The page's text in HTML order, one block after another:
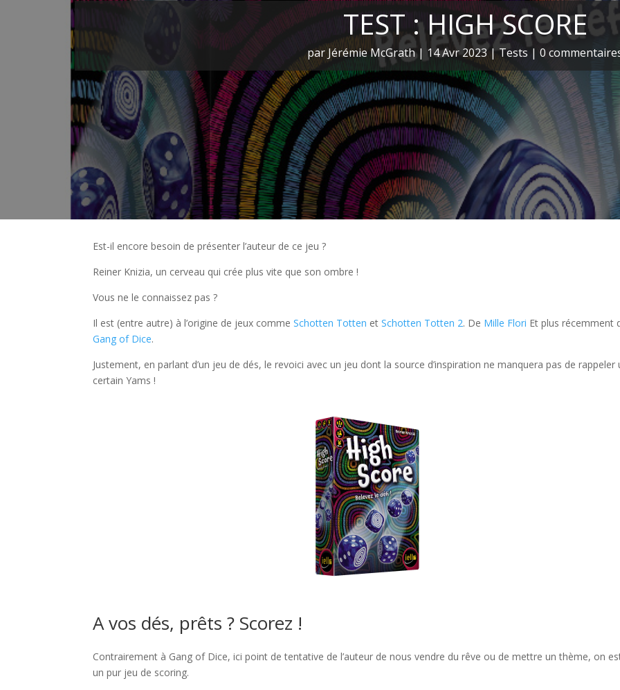
TEST : HIGH SCORE
par Jérémie McGrath| 14 Avr 2023|Tests | 0
Est-il encore besoin de présenter l’auteur de ce jeu ?
Reiner Knizia, un cerveau qui crée plus vite que son ombre !
Vous ne le connaissez pas ?
Il est (entre autre) à l’origine de jeux commeSchotten Totten etSchotten Totten 2. De Mille Flori Et plus récemment
Gang of Dice.
Justement, en parlant d’un jeu de dés, le revoici avec un jeu dont la source d’inspiration ne manquera pas de rappeler
certain Yams !
A vos dés, prêts ? Scorez !
Contrairement à Gang of Dice, ici point de tentative de l’auteur de nous vendre du rêve ou de mettre un thème, on
un pur jeu de scoring.